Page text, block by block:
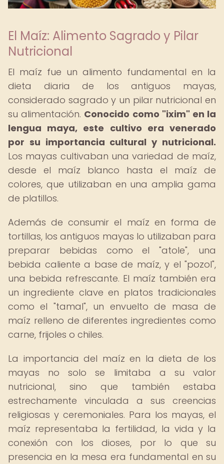
El Maíz: Alimento Sagrado y Pilar
Nutricional
El maíz fue un alimento fundamental en la
dieta diaria de los antiguos mayas,
considerado sagrado y un pilar nutricional en
su alimentación. Conocido como "ixim" en la
lengua maya, este cultivo era venerado
por su importancia cultural y nutricional.
Los mayas cultivaban una variedad de maíz,
desde el maíz blanco hasta el maíz de
colores, que utilizaban en una amplia gama
de platillos.
Además de consumir el maíz en forma de
tortillas, los antiguos mayas lo utilizaban para
preparar bebidas como el "atole", una
bebida caliente a base de maíz, y el "pozol",
una bebida refrescante. El maíz también era
un ingrediente clave en platos tradicionales
como el "tamal", un envuelto de masa de
maíz relleno de diferentes ingredientes como
carne, frijoles o chiles.
La importancia del maíz en la dieta de los
mayas no solo se limitaba a su valor
nutricional, sino que también estaba
estrechamente vinculada a sus creencias
religiosas y ceremoniales. Para los mayas, el
maíz representaba la fertilidad, la vida y la
conexión con los dioses, por lo que su
presencia en la mesa era fundamental en su